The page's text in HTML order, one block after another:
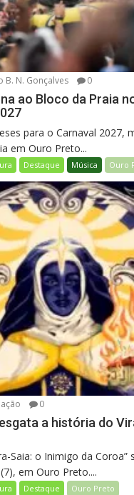
B. N. Gonçalves 0
ao Bloco da Praia
para o Carnaval 2027,
em Ouro Preto...
Destaque Música Ouro
0
a história do
Saia: o Inimigo da Coroa”
em Ouro Preto....
Destaque Ouro Preto